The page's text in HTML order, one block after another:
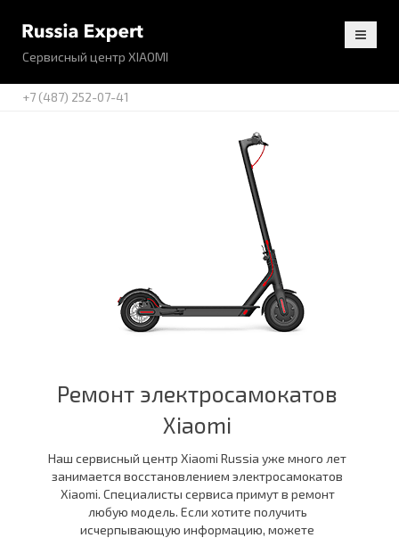
Сервисный центр XIAOMI
+7 (487) 252-07-41
Ремонт электросамокатов
Xiaomi
Наш сервисный центр Xiaomi Russia уже много лет
занимается восстановлением электросамокатов
Xiaomi. Специалисты сервиса примут в ремонт
любую модель. Если хотите получить
исчерпывающую информацию, можете